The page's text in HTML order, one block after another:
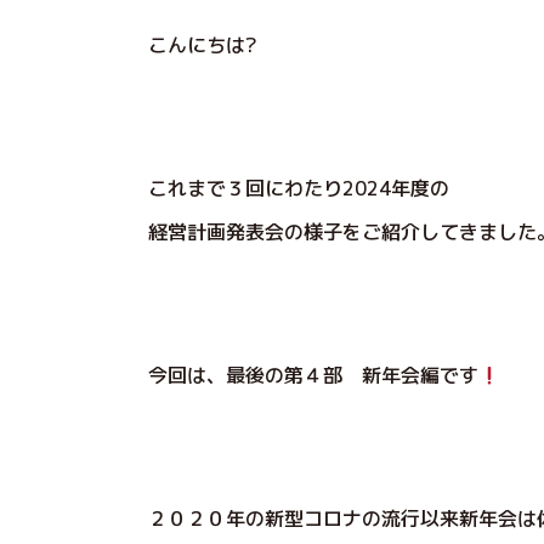
こんにちは?
これまで３回にわたり2024年度の
経営計画発表会の様子をご紹介してきました。
今回は、最後の第４部 新年会編です
２０２０年の新型コロナの流行以来新年会は